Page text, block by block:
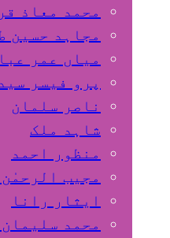
محمد معاذ
مجاہد حسین
میاں عمر
پرو فیسر
ناصر سلمان
شاہد ملک
منظور احمد
مجیب
ایثار رانا
محمد